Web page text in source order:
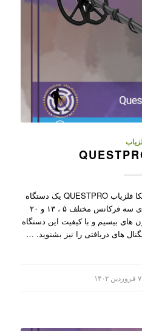
فلزیاب QUESTPRO ساخت امریکا فلزیاب QUESTPRO یک دستگاه
ضد آب تا عمق ۵ متر است و دارای سه فرکانس مختلف ۵ ، ۱۳ و ۲۰
های بیسیم و با کیفیت این دستگاه
های دریافتی را نیز بشنوید. …
۷ فروردین ۱۴۰۲